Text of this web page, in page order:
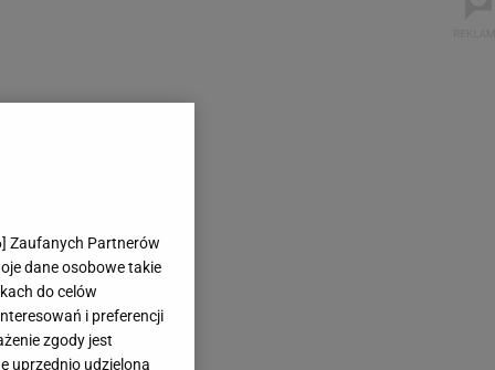
] Zaufanych Partnerów
dane osobowe takie
do celów
i preferencji
zgody jest
uprzednio udzieloną